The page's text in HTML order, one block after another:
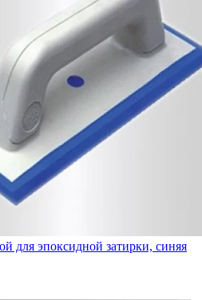
для эпоксидной затирки, синяя